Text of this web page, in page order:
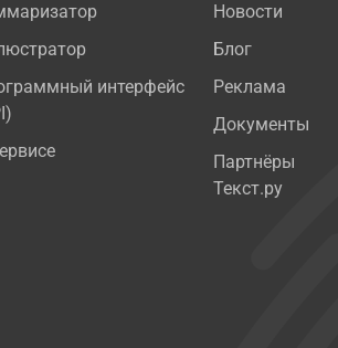
интерфейс
Новости
Блог
Реклама
Документы
Партнёры
Текст.ру